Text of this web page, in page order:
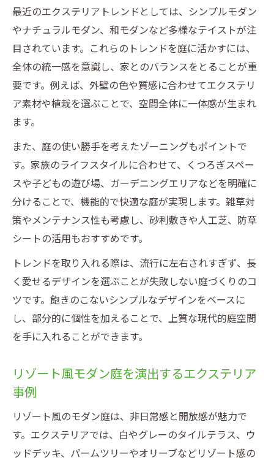
最近のエクステリアトレンドとしては、シンプルモダン
やナチュラルモダン、和モダンなど多様なテイストが注
目されています。これらのトレンドを庭に活かすには、
全体の統一感を意識し、家とのバランスをとることが重
要です。例えば、外壁の色や質感に合わせてエクステリ
ア素材や植栽を選ぶことで、空間全体に一体感が生まれ
ます。
また、庭の使い勝手を考えたゾーニングもポイントで
す。家族のライフスタイルに合わせて、くつろぎスペー
スや子どもの遊び場、ガーデニングエリアなどを明確に
分けることで、機能的で快適な庭が実現します。雑草対
策やメンテナンス性も考慮し、砂利敷きや人工芝、防草
シートの活用もおすすめです。
トレンドを取り入れる際は、流行に左右されすぎず、長
く愛せるデザインを選ぶことが失敗しない庭づくりのコ
ツです。飽きのこないシンプルなデザインをベースに
し、部分的に個性を加えることで、上質な現代的庭空間
を手に入れることができます。
リゾート風モダン庭を演出するエクステリア
事例
リゾート風のモダン庭は、非日常感と開放感が魅力で
す。エクステリアでは、白やグレーのタイルテラス、ウ
ッドデッキ、パームツリーやオリーブなどリゾート感の